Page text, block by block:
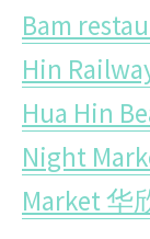
Bam
Hin
Hua Hin
Night
Market 华